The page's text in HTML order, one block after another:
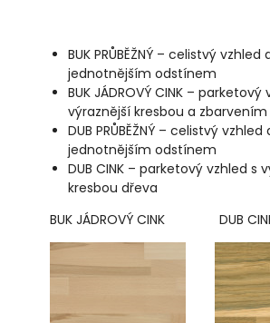
BUK PRŮBĚŽNÝ – celistvý vzhled
jednotnějším odstínem
BUK JÁDROVÝ CINK – parketový
výraznější kresbou a
DUB PRŮBĚŽNÝ – celistvý vzhled
jednotnějším odstínem
DUB CINK – parketový vzhled s
kresbou dřeva
BUK JÁDROVÝ CINK DUB